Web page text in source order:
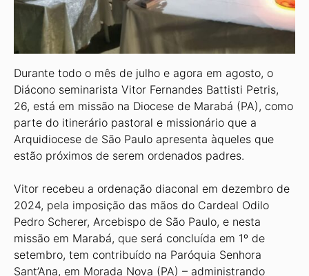
Durante todo o mês de julho e agora em agosto, o
Diácono seminarista Vitor Fernandes Battisti Petris,
26, está em missão na Diocese de Marabá (PA), como
parte do itinerário pastoral e missionário que a
Arquidiocese de São Paulo apresenta àqueles que
estão próximos de serem ordenados padres.
Vitor recebeu a ordenação diaconal em dezembro de
2024, pela imposição das mãos do Cardeal Odilo
Pedro Scherer, Arcebispo de São Paulo, e nesta
missão em Marabá, que será concluída em 1º de
setembro, tem contribuído na Paróquia Senhora
Sant’Ana, em Morada Nova (PA) – administrando